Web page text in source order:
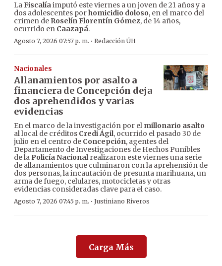
LaFiscalíaimputó este viernes a un joven de 21 años y a
dos adolescentes porhomicidio doloso, en el marco del
crimen de Roselín Florentín Gómez, de 14 años,
ocurrido en Caazapá.
Agosto 7, 2026 07:57 p. m. · Redacción ÚH
Nacionales
Allanamientos por asalto a
financiera de Concepción deja
dos aprehendidos y varias
evidencias
En el marco de la investigación por el millonario asalto
al local de créditos Credi Ágil, ocurrido el pasado 30 de
julio en el centro de Concepción, agentes del
Departamento de Investigaciones de Hechos Punibles
de la Policía Nacionalrealizaron este viernes una serie
de allanamientos que culminaron con la aprehensión de
dos personas, la incautación de presunta marihuana, un
arma de fuego, celulares, motocicletas y otras
evidencias consideradas clave para el caso.
Agosto 7, 2026 07:45 p. m. · Justiniano Riveros
Carga Más